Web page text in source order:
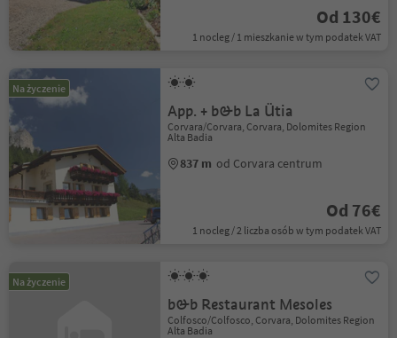
Od 130€
1 nocleg / 1 mieszkanie w tym podatek VAT
Na życzenie
App. + b&b La Ütia
Corvara/Corvara, Corvara, Dolomites Region
Alta Badia
837 m od Corvara centrum
Od 76€
1 nocleg / 2 liczba osób w tym podatek VAT
Na życzenie
b&b Restaurant Mesoles
Colfosco/Colfosco, Corvara, Dolomites Region
Alta Badia